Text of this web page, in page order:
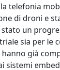
telefonia
di droni e
stato un
sia per le
già